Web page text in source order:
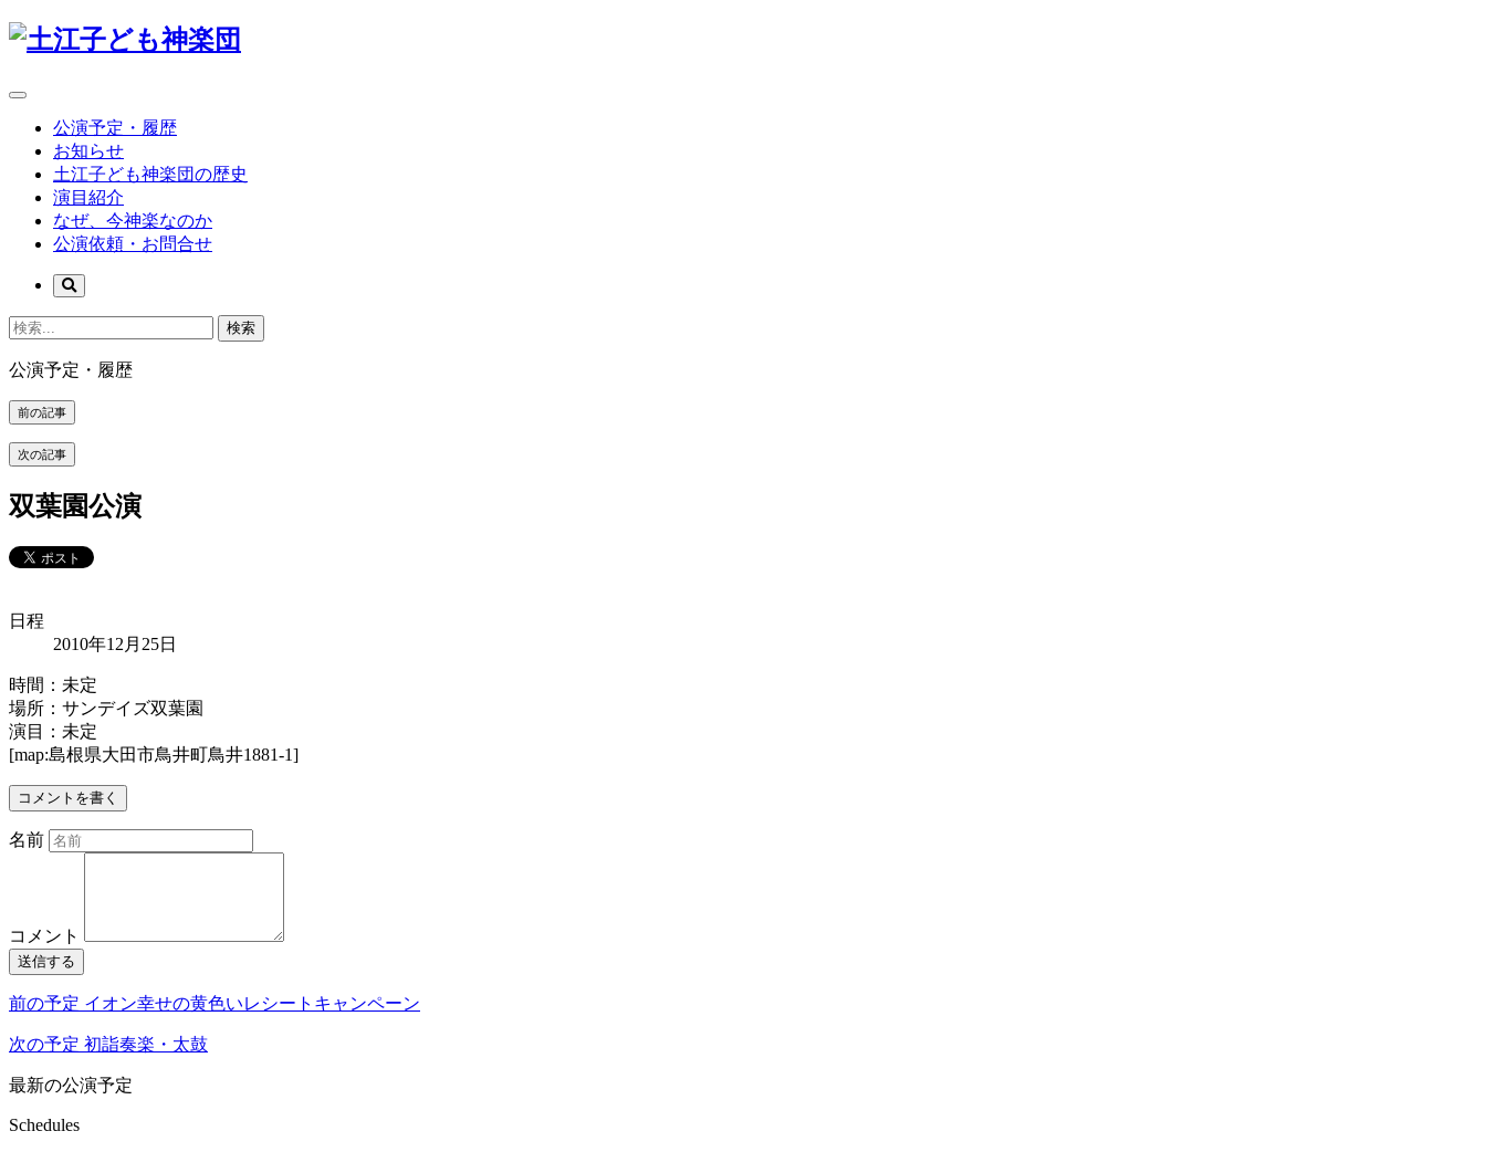
公演予定・履歴
お知らせ
土江子ども神楽団の歴史
演目紹介
なぜ、今神楽なのか
公演依頼・お問合せ
検索
公演予定・履歴
前の記事
次の記事
双葉園公演
日程
2010年12月25日
時間：未定
場所：サンデイズ双葉園
演目：未定
[map:島根県大田市鳥井町鳥井1881-1]
コメントを書く
名前
コメント
送信する
前の予定 イオン幸せの黄色いレシートキャンペーン
次の予定 初詣奏楽・太鼓
最新の公演予定
Schedules